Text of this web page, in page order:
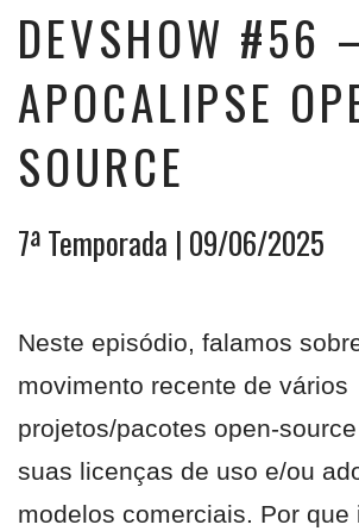
DEVSHOW #56
APOCALIPSE
SOURCE
7ª Temporada | 09/06/2025
Neste episódio, falamos
movimento recente de vários
projetos/pacotes open-
suas licenças de uso e/ou
modelos comerciais. Por que